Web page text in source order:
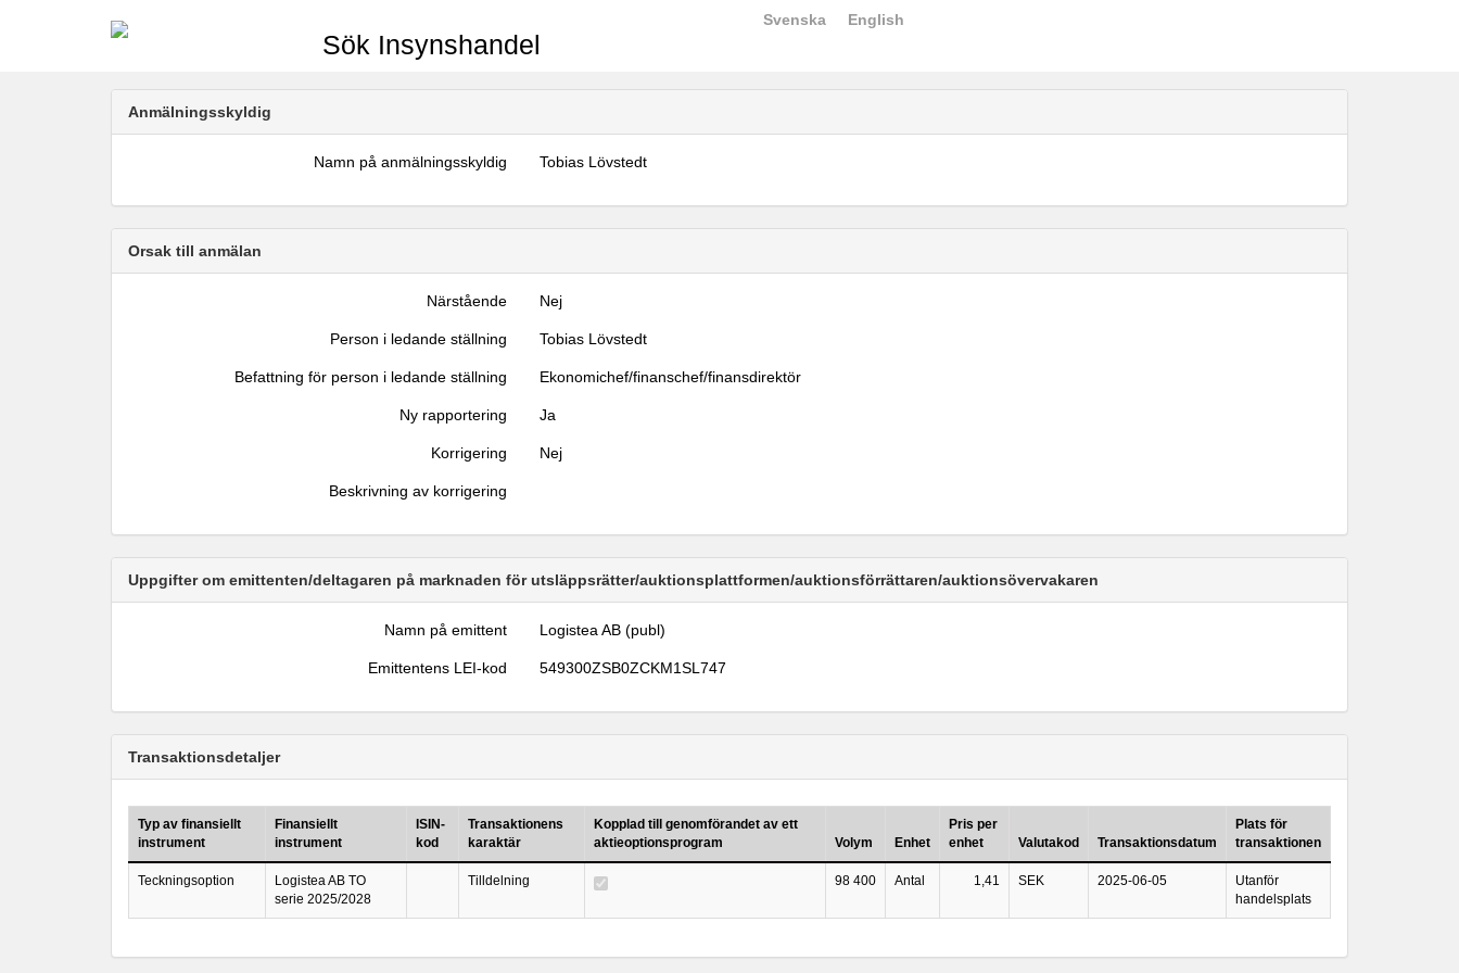
Sök Insynshandel
Svenska English
Anmälningsskyldig
Namn på anmälningsskyldig Tobias Lövstedt
Orsak till anmälan
Närstående Nej
Person i ledande ställning Tobias Lövstedt
Befattning för person i ledande ställning Ekonomichef/finanschef/finansdirektör
Ny rapportering Ja
Korrigering Nej
Beskrivning av korrigering
Uppgifter om emittenten/deltagaren på marknaden för utsläppsrätter/auktionsplattformen/auktionsförrättaren/auktionsövervakaren
Namn på emittent Logistea AB (publ)
Emittentens LEI-kod 549300ZSB0ZCKM1SL747
Transaktionsdetaljer
Typ av finansiellt
instrument
Finansiellt
instrument
ISIN-
kod
Transaktionens
karaktär
Kopplad till genomförandet av ett
aktieoptionsprogram
Volym Enhet
Pris per
enhet
Valutakod Transaktionsdatum
Plats för
transaktionen
Teckningsoption
Logistea AB TO
serie 2025/2028
Tilldelning 98 400 Antal 1,41 SEK 2025-06-05
Utanför
handelsplats